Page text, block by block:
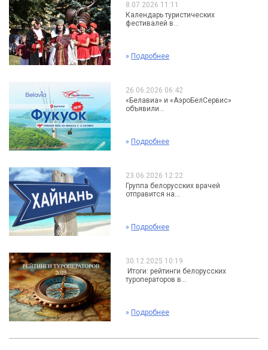
8.07.2026 11:11
Календарь туристических
фестивалей в...
» Подробнее
26.06.2026 06:42
«Белавиа» и «АэроБелСервис»
объявили...
» Подробнее
23.06.2026 12:22
Группа белорусских врачей
отправится на...
» Подробнее
30.12.2025 10:19
Итоги: рейтинги белорусских
туроператоров в...
» Подробнее